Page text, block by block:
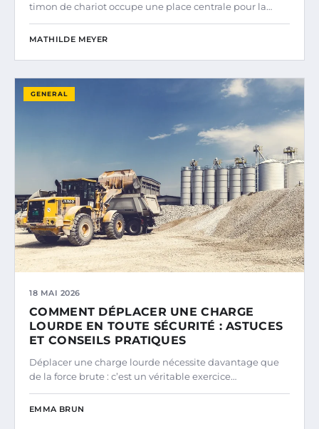
timon de chariot occupe une place centrale pour la…
MATHILDE MEYER
GENERAL
18 MAI 2026
COMMENT DÉPLACER UNE CHARGE
LOURDE EN TOUTE SÉCURITÉ : ASTUCES
ET CONSEILS PRATIQUES
Déplacer une charge lourde nécessite davantage que
de la force brute : c’est un véritable exercice…
EMMA BRUN